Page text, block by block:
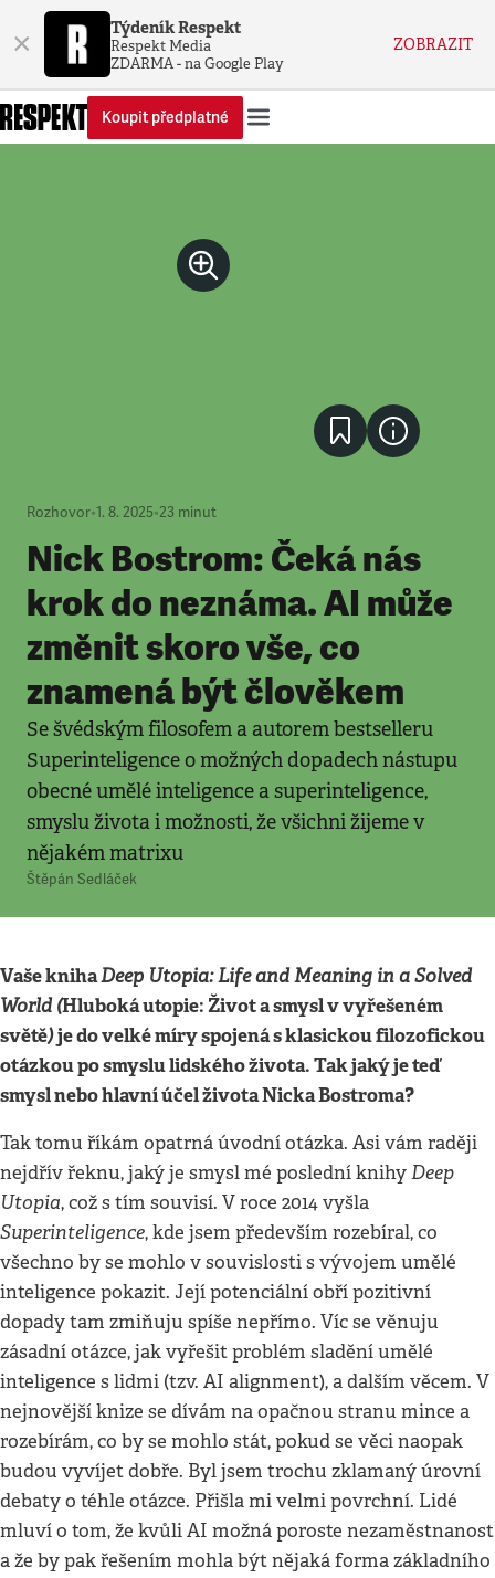
× Týdeník Respekt
Respekt Media
ZDARMA - na Google Play
ZOBRAZIT
Koupit předplatné
Rozhovor•1. 8. 2025•23 minut
Nick Bostrom: Čeká nás
krok do neznáma. AI může
změnit skoro vše, co
znamená být člověkem
Se švédským filosofem a autorem bestselleru
Superinteligence o možných dopadech nástupu
obecné umělé inteligence a superinteligence,
smyslu života i možnosti, že všichni žijeme v
nějakém matrixu
Štěpán Sedláček
Vaše knihaDeep Utopia: Life and Meaning in a Solved
World (Hluboká utopie: Život a smysl v vyřešeném
světě)je do velké míry spojená s klasickou filozofickou
otázkou po smyslu lidského života. Tak jaký je teď
smysl nebo hlavní účel života Nicka Bostroma?
Tak tomu říkám opatrná úvodní otázka. Asi vám raději
nejdřív řeknu, jaký je smysl mé poslední knihyDeep
Utopia, což s tím souvisí. V roce 2014 vyšla
Superinteligence, kde jsem především rozebíral, co
všechno by se mohlo v souvislosti s vývojem umělé
inteligence pokazit. Její potenciální obří pozitivní
dopady tam zmiňuju spíše nepřímo. Víc se věnuju
zásadní otázce, jak vyřešit problém sladění umělé
inteligence s lidmi (tzv. AI alignment), a dalším věcem. V
nejnovější knize se dívám na opačnou stranu mince a
rozebírám, co by se mohlo stát, pokud se věci naopak
budou vyvíjet dobře. Byl jsem trochu zklamaný úrovní
debaty o téhle otázce. Přišla mi velmi povrchní. Lidé
mluví o tom, že kvůli AI možná poroste nezaměstnanost
a že by pak řešením mohla být nějaká forma základního